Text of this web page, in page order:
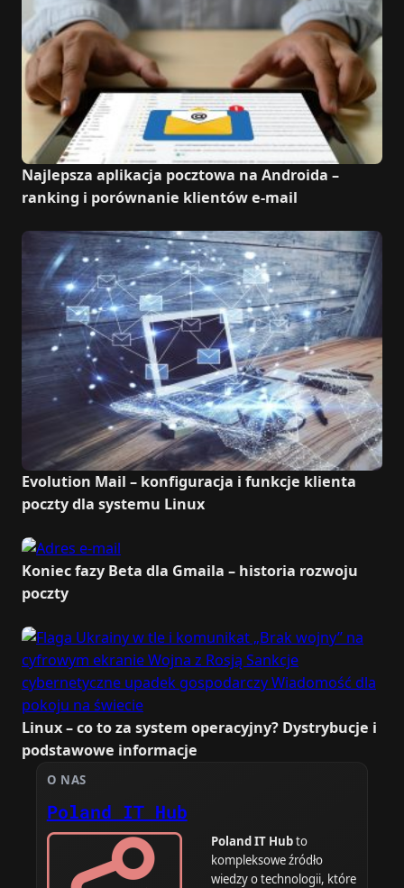
Najlepsza aplikacja pocztowa na Androida –
ranking i porównanie klientów e-mail
Evolution Mail – konfiguracja i funkcje klienta
poczty dla systemu Linux
Koniec fazy Beta dla Gmaila – historia rozwoju
poczty
Linux – co to za system operacyjny? Dystrybucje i
podstawowe informacje
O NAS
Poland IT Hub
Poland IT Hubto
kompleksowe źródło
wiedzy o technologii, które